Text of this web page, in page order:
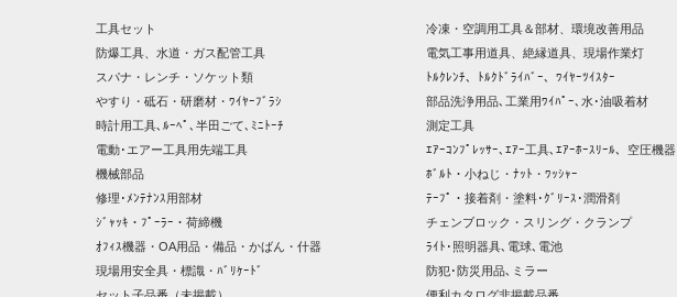
工具セット 冷凍・空調用工具＆部材、環境改善用品
防爆工具、水道・ガス配管工具
電気工事用道具、絶縁道具、現場作業灯
スパナ・レンチ・ソケット類
ﾄﾙｸﾚﾝﾁ、ﾄﾙｸﾄﾞﾗｲﾊﾞｰ、ﾜｲﾔｰﾂｲｽﾀｰ
やすり・砥石・研磨材・ﾜｲﾔｰﾌﾞﾗｼ
部品洗浄用品､工業用ﾜｲﾊﾟｰ､水･油吸着材
時計用工具､ﾙｰﾍﾟ､半田ごて､ﾐﾆﾄｰﾁ
測定工具
電動･エアー工具用先端工具
ｴｱｰｺﾝﾌﾟﾚｯｻｰ､ｴｱｰ工具､ｴｱｰﾎｰｽﾘｰﾙ、空圧機器
機械部品
ﾎﾞﾙﾄ・小ねじ・ﾅｯﾄ・ﾜｯｼｬｰ
修理･ﾒﾝﾃﾅﾝｽ用部材
ﾃｰﾌﾟ・接着剤・塗料･ｸﾞﾘｰｽ･潤滑剤
ｼﾞｬｯｷ・ﾌﾟｰﾗｰ・荷締機
チェンブロック・スリング・クランプ
ｵﾌｨｽ機器・OA用品・備品・かばん・什器
ﾗｲﾄ･照明器具､電球､電池
現場用安全具・標識・ﾊﾞﾘｹｰﾄﾞ
防犯･防災用品､ミラー